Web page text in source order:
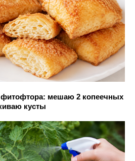
мешаю 2 копеечных
кусты